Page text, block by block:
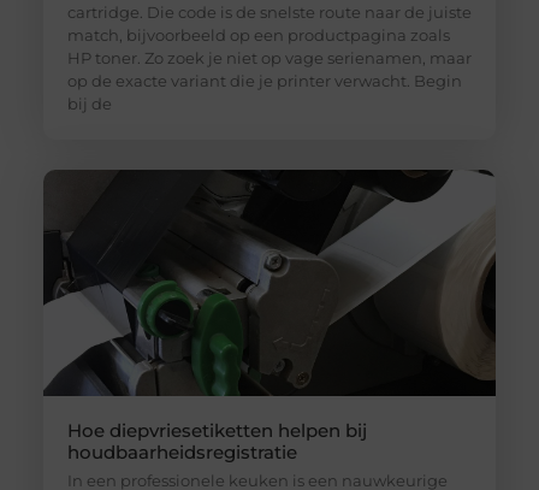
cartridge. Die code is de snelste route naar de juiste
match, bijvoorbeeld op een productpagina zoals
HP toner. Zo zoek je niet op vage serienamen, maar
op de exacte variant die je printer verwacht. Begin
bij de
Hoe diepvriesetiketten helpen bij
houdbaarheidsregistratie
In een professionele keuken is een nauwkeurige